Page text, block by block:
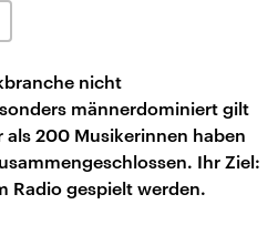
nicht
männerdominiert gilt
200 Musikerinnen haben
Ihr Ziel:
Radio gespielt werden.